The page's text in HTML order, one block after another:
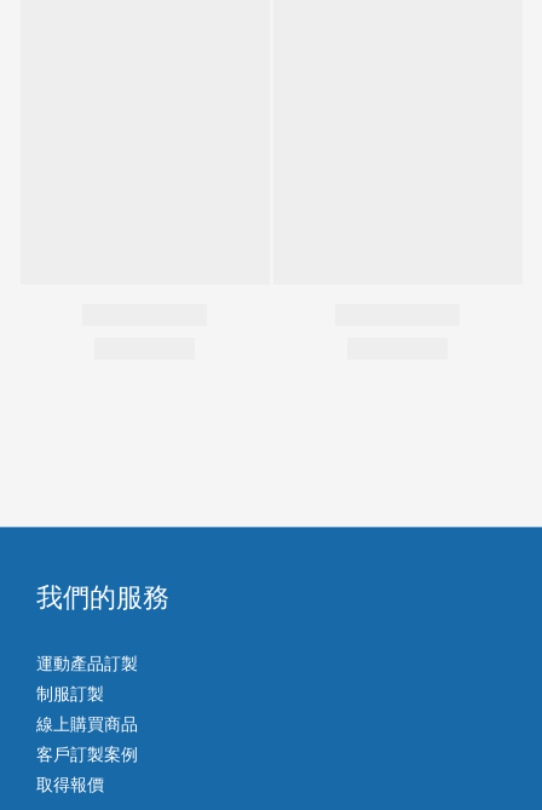
我們的服務
運動產品訂製
制服訂製
線上購買商品
客戶訂製案例
取得報價